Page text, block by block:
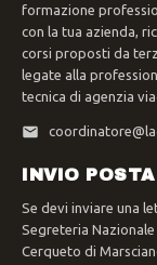
formazione
con la tua azienda,
corsi proposti da
legate alla
tecnica di agenzia
INVIO POSTA
Se devi inviare una
Segreteria Nazionale
Cerqueto di